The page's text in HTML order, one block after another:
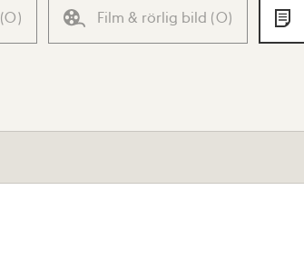
(0) Film & rörlig bild (0)